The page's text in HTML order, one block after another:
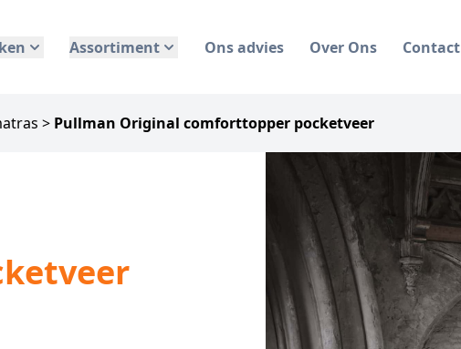
Assortiment Ons advies Over Ons Contact
> Pullman Original comforttopper pocketveer